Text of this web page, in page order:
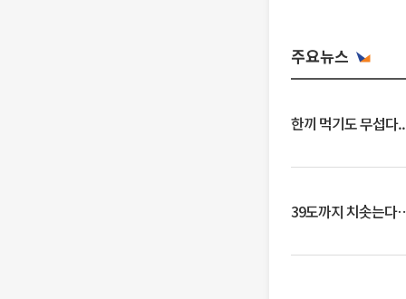
주요뉴스
한끼 먹기도 무섭다
39도까지 치솟는다